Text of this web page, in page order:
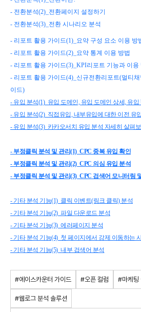
- 전환분석(2)_전환페이지 설정하기
- 전환분석(3)_전환 시나리오 분석
- 리포트 활용 가이드(1)_요약 구성 요소 이용 방
- 리포트 활용 가이드(2)_요약 통계 이용 방법
- 리포트 활용 가이드(3)_KPI리포트 기능과 이용
- 리포트 활용 가이드(4)_신규전환리포트(멀티
이드)
- 유입 분석(1)_유입 도메인, 유입 도메인 상세, 유입
- 유입 분석(2)_직접유입, 내부유입에 대한 이전 유
- 유입 분석(3)_카카오서치 유입 분석 자세히 살펴보
- 부정클릭 분석 및 관리(1)_CPC 중복 유입 확인
- 부정클릭 분석 및 관리(2)_CPC 의심 유입 분석
- 부정클릭 분석 및 관리(3)_CPC 검색어 모니터링
- 기타 분석 기능(1)_클릭 이벤트(링크 클릭) 분석
- 기타 분석 기능(2)_파일 다운로드 분석
- 기타 분석 기능(3)_에러페이지 분석
- 기타 분석 기능(4)_첫 페이지에서 강제 이동하는
- 기타 분석 기능(5)_내부 검색어 분석
#에이스카운터 가이드 #오픈 컬럼 #마케팅
#웹로그 분석 솔루션